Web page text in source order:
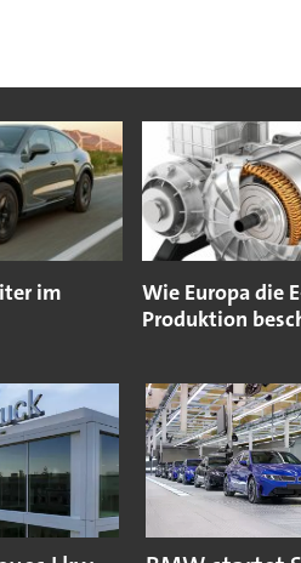
im
Wie Europa die
Produktion